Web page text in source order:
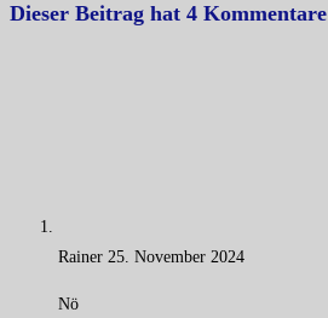
Dieser Beitrag hat 4 Kommentare
Rainer 25. November 2024
Nö